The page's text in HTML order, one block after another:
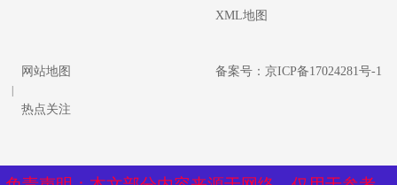
XML地图
网站地图
热点关注
备案号：京ICP备17024281号-1